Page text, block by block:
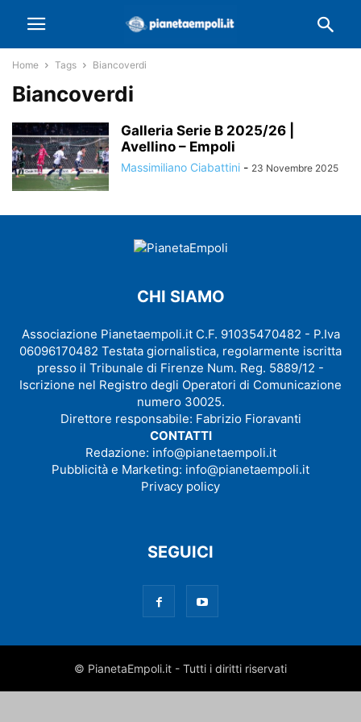
Home Tags Biancoverdi
Biancoverdi
Galleria Serie B 2025/26 |
Avellino – Empoli
Massimiliano Ciabattini - 23 Novembre 2025
CHI SIAMO
Associazione Pianetaempoli.it C.F. 91035470482 - P.Iva
06096170482 Testata giornalistica, regolarmente iscritta
presso il Tribunale di Firenze Num. Reg. 5889/12 -
Iscrizione nel Registro degli Operatori di Comunicazione
numero 30025.
Direttore responsabile: Fabrizio Fioravanti
CONTATTI
Redazione: info@pianetaempoli.it
Pubblicità e Marketing: info@pianetaempoli.it
Privacy policy
SEGUICI
© PianetaEmpoli.it - Tutti i diritti riservati